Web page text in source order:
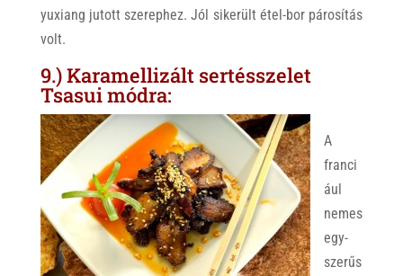
yuxiang jutott szerephez. Jól sikerült étel-bor párosítás
volt.
9.) Karamellizált sertésszelet
Tsasui módra:
A
franci
ául
nemes
egy-
szerűs